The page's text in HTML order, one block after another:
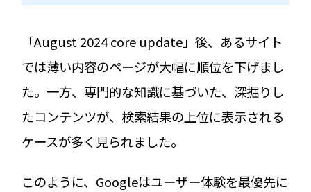
「August 2024 core update」後、あるサイト
では薄い内容のページが大幅に順位を下げまし
た。一方、専門的な知識に基づいた、深掘りし
たコンテンツが、検索結果の上位に表示される
ケースが多く見られました。
このように、Googleはユーザー体験を最優先に